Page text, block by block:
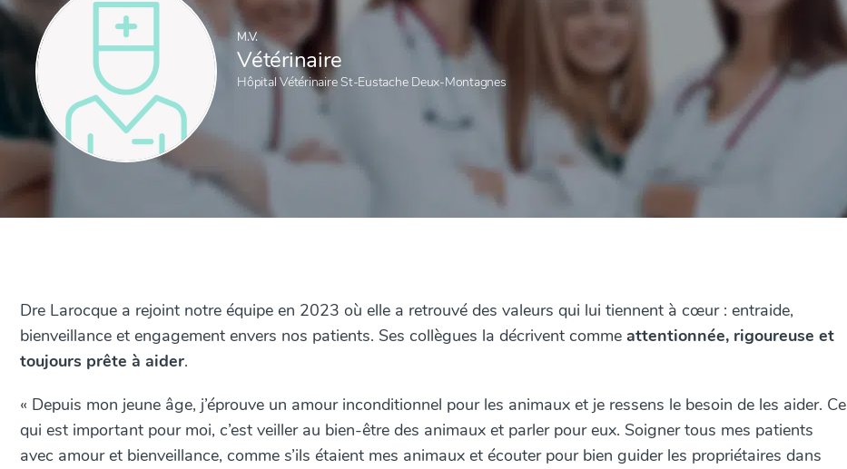
M.V.
Vétérinaire
Hôpital Vétérinaire St-Eustache Deux-Montagnes
Dre Larocque a rejoint notre équipe en 2023 où elle a retrouvé des valeurs qui lui tiennent à cœur : entraide,
bienveillance et engagement envers nos patients. Ses collègues la décrivent comme attentionnée, rigoureuse et
toujours prête à aider.
« Depuis mon jeune âge, j’éprouve un amour inconditionnel pour les animaux et je ressens le besoin de les aider. Ce
qui est important pour moi, c’est veiller au bien-être des animaux et parler pour eux. Soigner tous mes patients
avec amour et bienveillance, comme s’ils étaient mes animaux et écouter pour bien guider les propriétaires dans